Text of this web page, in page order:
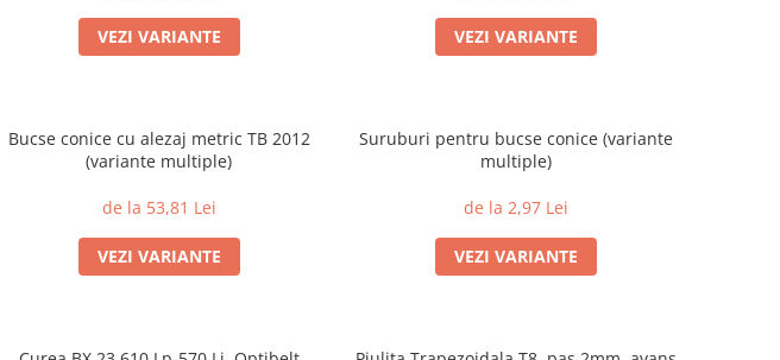
VEZI VARIANTE VEZI VARIANTE
Bucse conice cu alezaj metric TB 2012
(variante multiple)
de la 53,81 Lei
VEZI VARIANTE
Suruburi pentru bucse conice (variante
multiple)
de la 2,97 Lei
VEZI VARIANTE